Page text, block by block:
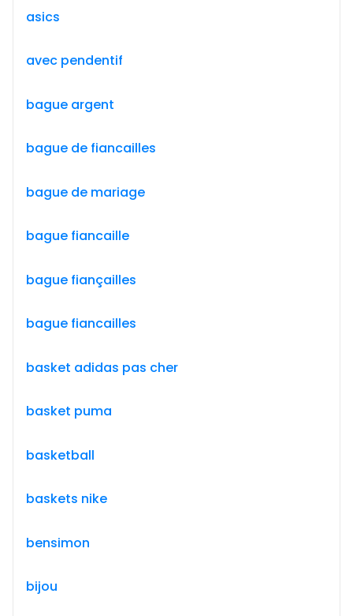
asics
avec pendentif
bague argent
bague de fiancailles
bague de mariage
bague fiancaille
bague fiançailles
bague fiancailles
basket adidas pas cher
basket puma
basketball
baskets nike
bensimon
bijou